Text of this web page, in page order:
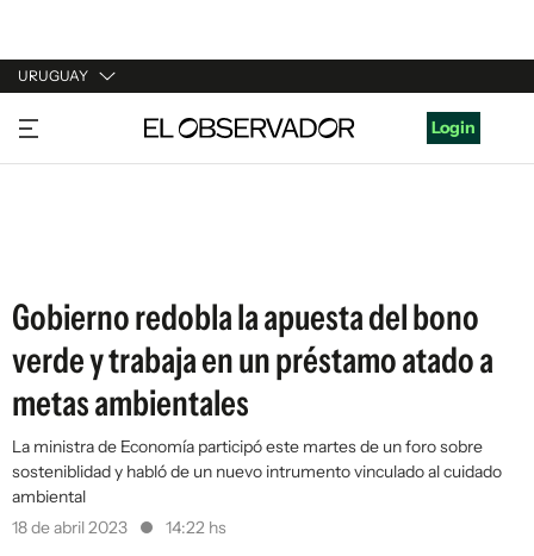
URUGUAY
URUGUAY
ARGENTINA
Login
Gobierno redobla la apuesta del bono
verde y trabaja en un préstamo atado a
metas ambientales
La ministra de Economía participó este martes de un foro sobre
sosteniblidad y habló de un nuevo intrumento vinculado al cuidado
ambiental
18 de abril 2023
14:22 hs